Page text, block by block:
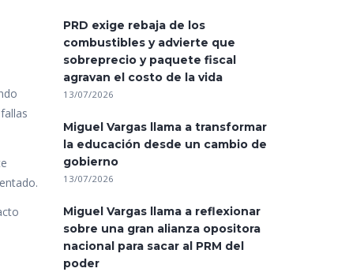
PRD exige rebaja de los
combustibles y advierte que
sobreprecio y paquete fiscal
agravan el costo de la vida
13/07/2026
Miguel Vargas llama a transformar
la educación desde un cambio de
gobierno
13/07/2026
Miguel Vargas llama a reflexionar
sobre una gran alianza opositora
nacional para sacar al PRM del
poder